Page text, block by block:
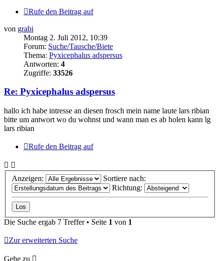
Rufe den Beitrag auf
von grabi
Montag 2. Juli 2012, 10:39
Forum: Suche/Tausche/Biete
Thema: Pyxicephalus adspersus
Antworten: 4
Zugriffe: 33526
Re: Pyxicephalus adspersus
hallo ich habe intresse an diesen frosch mein name laute lars ribian
bitte um antwort wo du wohnst und wann man es ab holen kann lg
lars ribian
Rufe den Beitrag auf
Anzeigen:
Sortiere nach:
Richtung:
Die Suche ergab 7 Treffer • Seite 1 von 1
Zur erweiterten Suche
Gehe zu